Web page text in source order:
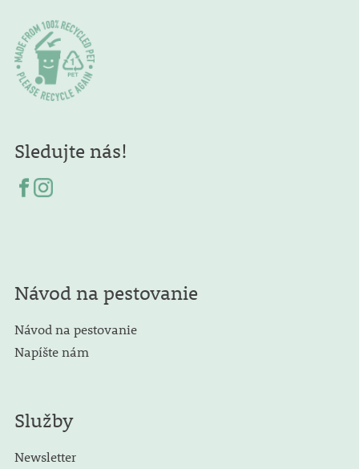
Sledujte nás!
Návod na pestovanie
Návod na pestovanie
Napíšte nám
Služby
Newsletter